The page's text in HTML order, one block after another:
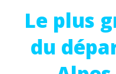
Le plus
du